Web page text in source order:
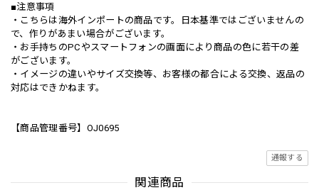
■注意事項
・こちらは海外インポートの商品です。日本基準ではございませんの
で、作りがあまい場合がございます。
・お手持ちのPCやスマートフォンの画面により商品の色に若干の差
がございます。
・イメージの違いやサイズ交換等、お客様の都合による交換、返品の
対応はできかねます。
【商品管理番号】OJ0695
通報する
関連商品